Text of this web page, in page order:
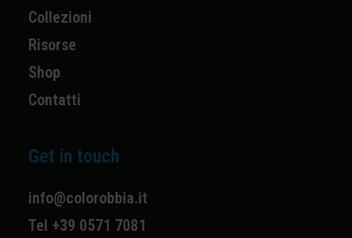
Collezioni
Risorse
Shop
Contatti
Get in touch
info@colorobbia.it
Tel +39 0571 7081